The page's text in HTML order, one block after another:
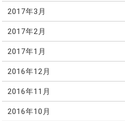
2017年3月
2017年2月
2017年1月
2016年12月
2016年11月
2016年10月